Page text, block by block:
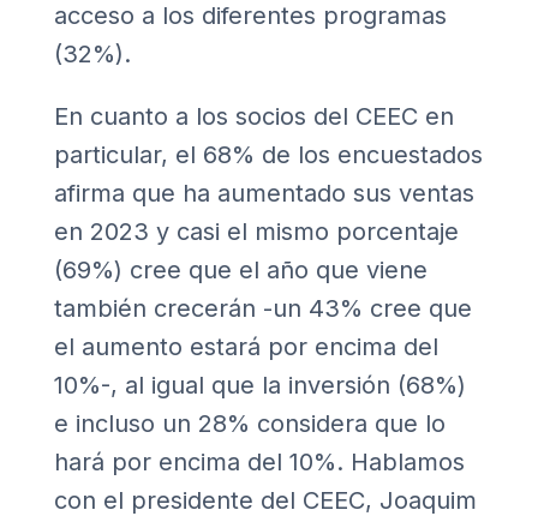
acceso a los diferentes programas
(32%).
En cuanto a los socios del CEEC en
particular, el 68% de los encuestados
afirma que ha aumentado sus ventas
en 2023 y casi el mismo porcentaje
(69%) cree que el año que viene
también crecerán -un 43% cree que
el aumento estará por encima del
10%-, al igual que la inversión (68%)
e incluso un 28% considera que lo
hará por encima del 10%. Hablamos
con el presidente del CEEC, Joaquim